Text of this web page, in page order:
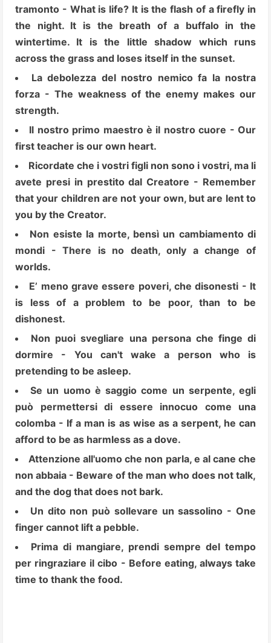
tramonto - What is life? It is the flash of a firefly in
the night. It is the breath of a buffalo in the
wintertime. It is the little shadow which runs
across the grass and loses itself in the sunset.
La debolezza del nostro nemico fa la nostra
forza - The weakness of the enemy makes our
strength.
Il nostro primo maestro è il nostro cuore - Our
first teacher is our own heart.
Ricordate che i vostri figli non sono i vostri, ma li
avete presi in prestito dal Creatore - Remember
that your children are not your own, but are lent to
you by the Creator.
Non esiste la morte, bensì un cambiamento di
mondi - There is no death, only a change of
worlds.
E’ meno grave essere poveri, che disonesti - It
is less of a problem to be poor, than to be
dishonest.
Non puoi svegliare una persona che finge di
dormire - You can't wake a person who is
pretending to be asleep.
Se un uomo è saggio come un serpente, egli
può permettersi di essere innocuo come una
colomba - If a man is as wise as a serpent, he can
afford to be as harmless as a dove.
Attenzione all'uomo che non parla, e al cane che
non abbaia - Beware of the man who does not talk,
and the dog that does not bark.
Un dito non può sollevare un sassolino - One
finger cannot lift a pebble.
Prima di mangiare, prendi sempre del tempo
per ringraziare il cibo - Before eating, always take
time to thank the food.